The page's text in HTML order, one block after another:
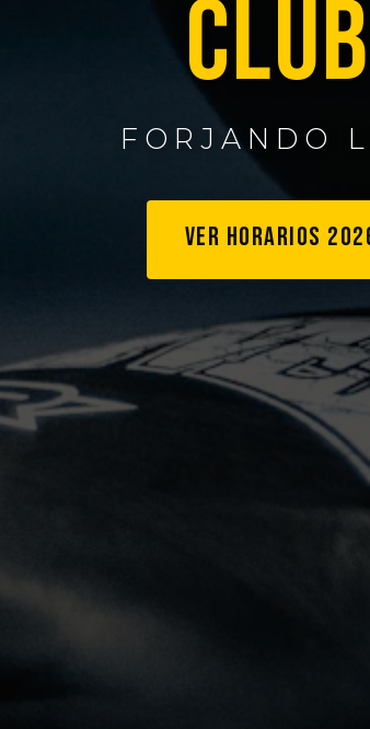
FORJANDO
VER HORARIOS